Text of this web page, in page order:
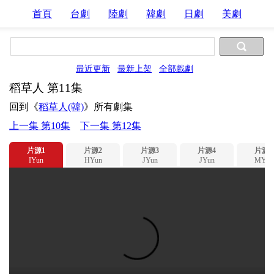
首頁 台劇 陸劇 韓劇 日劇 美劇
最近更新 最新上架 全部戲劇
稻草人 第11集
回到《稻草人(韓)》所有劇集
上一集 第10集
下一集 第12集
片源1
IYun
片源2
HYun
片源3
JYun
片源4
JYun
片源5
MYun